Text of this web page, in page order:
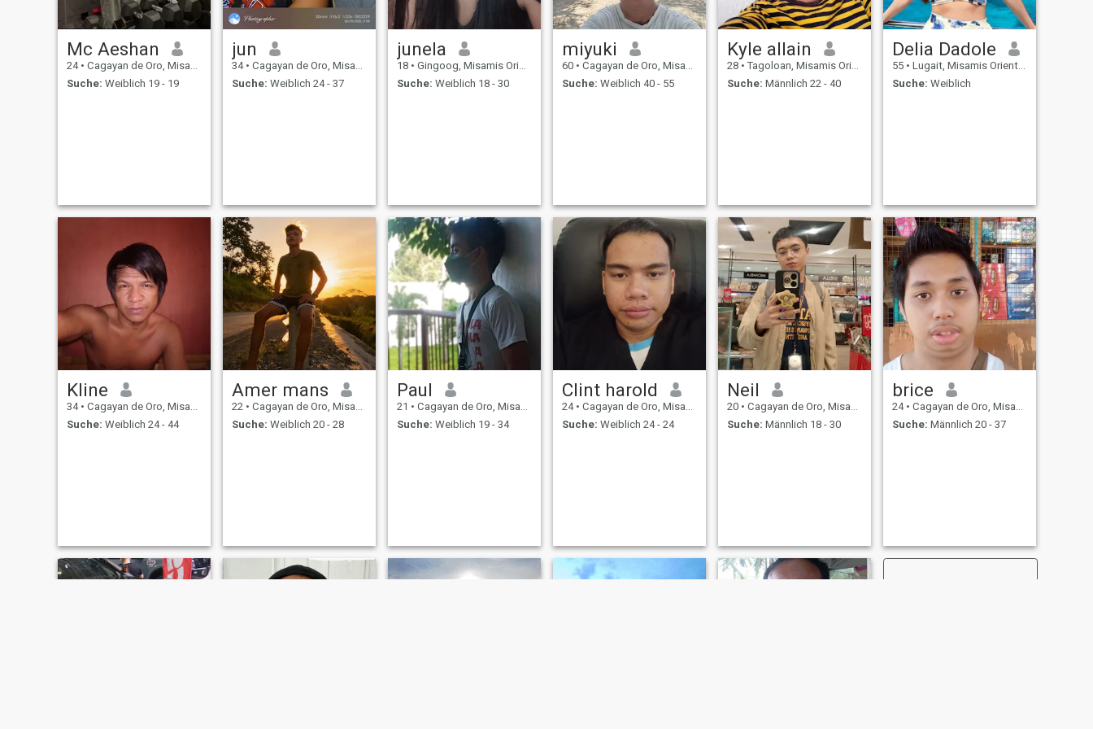
wirklich gut ist.
Mc Aeshan
24 • Cagayan de Oro, Misamis Oriental, Philippinen
Suche: Weiblich 19 - 19
jun
34 • Cagayan de Oro, Misamis Oriental, Philippinen
Suche: Weiblich 24 - 37
junela
18 • Gingoog, Misamis Oriental, Philippinen
Suche: Weiblich 18 - 30
miyuki
60 • Cagayan de Oro, Misamis Oriental, Philippinen
Suche: Weiblich 40 - 55
Kyle allain
28 • Tagoloan, Misamis Oriental, Philippinen
Suche: Männlich 22 - 40
Delia Dadole
55 • Lugait, Misamis Oriental, Philippinen
Suche: Weiblich
Kline
34 • Cagayan de Oro, Misamis Oriental, Philippinen
Suche: Weiblich 24 - 44
Amer mans
22 • Cagayan de Oro, Misamis Oriental, Philippinen
Suche: Weiblich 20 - 28
Paul
21 • Cagayan de Oro, Misamis Oriental, Philippinen
Suche: Weiblich 19 - 34
Clint harold
24 • Cagayan de Oro, Misamis Oriental, Philippinen
Suche: Weiblich 24 - 24
Neil
20 • Cagayan de Oro, Misamis Oriental, Philippinen
Suche: Männlich 18 - 30
brice
24 • Cagayan de Oro, Misamis Oriental, Philippinen
Suche: Männlich 20 - 37